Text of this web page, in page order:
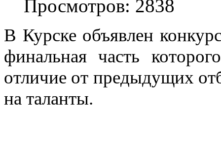
Просмотров: 2838
В Курске объявлен
финальная часть
отличие от предыдущих
на таланты.